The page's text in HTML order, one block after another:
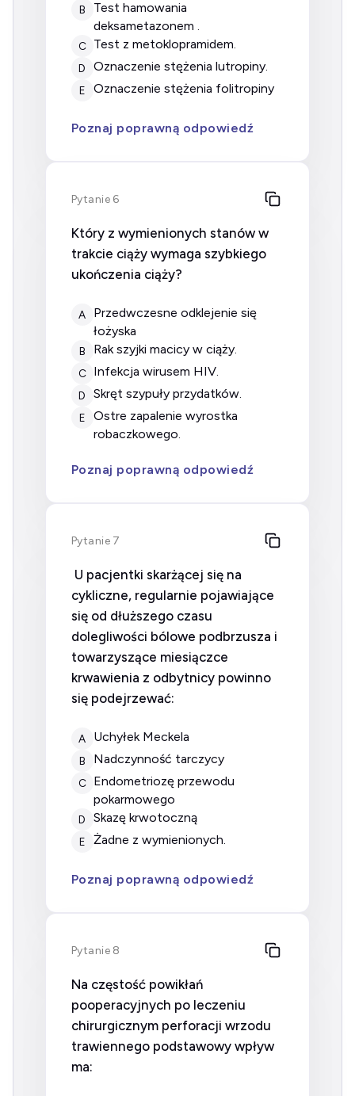
B
test hamowania
deksametazonem .
C test z metoklopramidem.
D oznaczenie stężenia lutropiny.
E oznaczenie stężenia folitropiny
Poznaj poprawną odpowiedź
Pytanie 6
Który z wymienionych stanów w
trakcie ciąży wymaga szybkiego
ukończenia ciąży?
A
przedwczesne odklejenie się
łożyska
B rak szyjki macicy w ciąży.
C infekcja wirusem HIV.
D skręt szypuły przydatków.
E
ostre zapalenie wyrostka
robaczkowego.
Poznaj poprawną odpowiedź
Pytanie 7
U pacjentki skarżącej się na
cykliczne, regularnie pojawiające
się od dłuższego czasu
dolegliwości bólowe podbrzusza i
towarzyszące miesiączce
krwawienia z odbytnicy powinno
się podejrzewać:
A uchyłek Meckela
B nadczynność tarczycy
C
endometriozę przewodu
pokarmowego
D skazę krwotoczną
E żadne z wymienionych.
Poznaj poprawną odpowiedź
Pytanie 8
Na częstość powikłań
pooperacyjnych po leczeniu
chirurgicznym perforacji wrzodu
trawiennego podstawowy wpływ
ma: